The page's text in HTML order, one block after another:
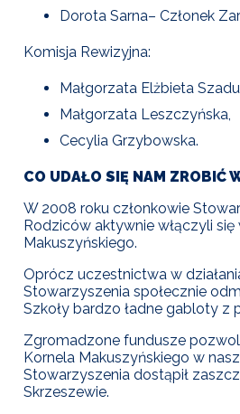
Dorota Sarna– Członek
Komisja Rewizyjna:
Małgorzata Elżbieta
Małgorzata Leszczyńska,
Cecylia Grzybowska.
CO UDAŁO SIĘ NAM ZROBIĆ
W 2008 roku członkowie
Rodziców aktywnie włączyli
Makuszyńskiego.
Oprócz uczestnictwa w
Stowarzyszenia społecznie
Szkoły bardzo ładne gabloty
Zgromadzone fundusze
Kornela Makuszyńskiego w
Stowarzyszenia dostąpił
Skrzeszewie.